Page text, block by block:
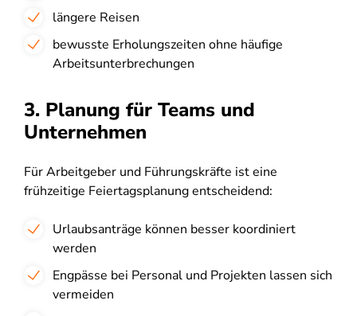
längere Reisen
bewusste Erholungszeiten ohne häufige
Arbeitsunterbrechungen
3. Planung für Teams und
Unternehmen
Für Arbeitgeber und Führungskräfte ist eine
frühzeitige Feiertagsplanung entscheidend:
Urlaubsanträge können besser koordiniert
werden
Engpässe bei Personal und Projekten lassen sich
vermeiden